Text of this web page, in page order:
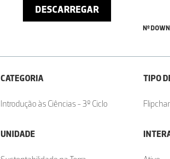
DESCARREGAR
Nº
CATEGORIA
Introdução às Ciências - 3º Ciclo
UNIDADE
TIPO